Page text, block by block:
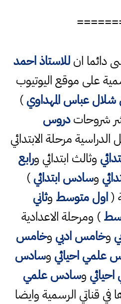
دائما انللاستاذ احمد
على موقع اليوتيوب
عباس المهداوي)
شروحاتدروس
الدراسية مرحلة الابتدائي
وثالث ابتدائي ورابع
وسادس ابتدائي)
(اول متوسط وثاني
) ومرحلة الاعدادية
وخامس ادبي وخامس
علمي احيائي وسادس
وسادس علمي
في قناتي الرسمية وايضا